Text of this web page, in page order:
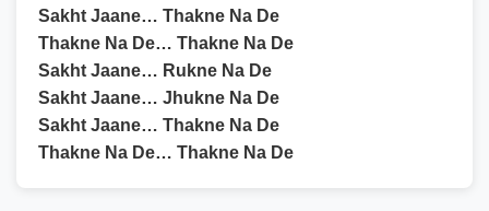
Sakht Jaane… Thakne Na De
Thakne Na De… Thakne Na De
Sakht Jaane… Rukne Na De
Sakht Jaane… Jhukne Na De
Sakht Jaane… Thakne Na De
Thakne Na De… Thakne Na De